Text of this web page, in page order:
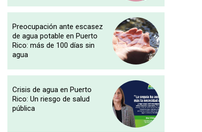
Preocupación ante escasez
de agua potable en Puerto
Rico: más de 100 días sin
agua
Crisis de agua en Puerto
Rico: Un riesgo de salud
pública